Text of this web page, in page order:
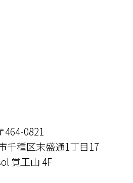
464-0821
千種区末盛通1丁目17
覚王山 4F